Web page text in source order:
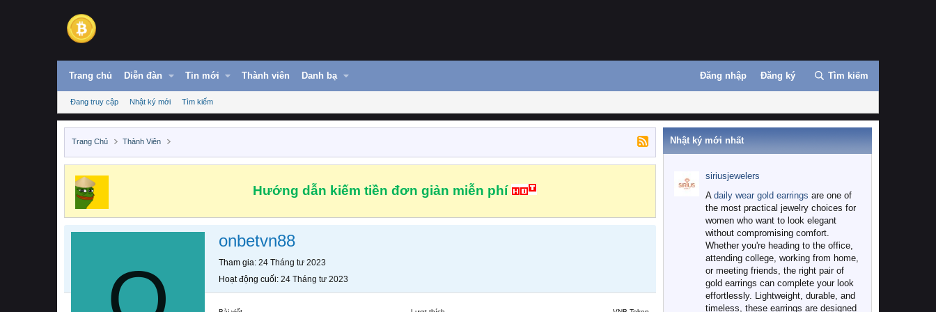
Trang chủ Diễn đàn Tin mới Thành viên Danh bạ Đăng nhập Đăng ký Tìm kiếm
Đang truy cập Nhật ký mới Tìm kiếm
Trang Chủ Thành Viên
Hướng dẫn kiếm tiền đơn giản miễn phí
onbetvn88
Tham gia 24 Tháng tư 2023
Hoạt động cuối 24 Tháng tư 2023
Nhật ký mới nhất
siriusjewelers
A daily wear gold earrings are one of
the most practical jewelry choices for
women who want to look elegant
without compromising comfort.
Whether you're heading to the office,
attending college, working from home,
or meeting friends, the right pair of
gold earrings can complete your look
effortlessly. Lightweight, durable, and
timeless, these earrings are designed